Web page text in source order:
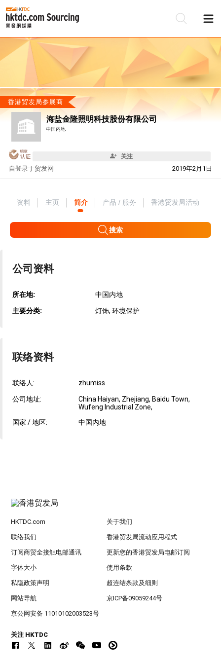
香港贸发局参展商
海盐金隆照明科技股份有限公司
中国内地
关注
自 2019年2月1日
登录于贸发网
资料 主页 简介 产品 / 服务 香港贸发局活动
搜索
公司资料
所在地: 中国内地
主要分类: 灯饰, 环境保护
联络资料
联络人: zhumiss
公司地址:
China Haiyan, Zhejiang, Baidu Town,
Wufeng Industrial Zone,
国家 / 地区:
中国内地
HKTDC.com 关于我们
联络我们 香港贸发局流动应用程式
订阅商贸全接触电邮通讯 更新您的香港贸发局电邮订阅
字体大小 使用条款
私隐政策声明 超连结条款及细则
网站导航 京ICP备09059244号
京公网安备 11010102003523号
关注 HKTDC